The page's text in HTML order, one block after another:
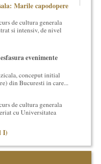
Marile capodopere
de cultura generala
si intensiv, de nivel
evenimente
conceput initial
din Bucuresti in care...
de cultura generala
cu Universitatea
I)
de doi ani (4 semestre),